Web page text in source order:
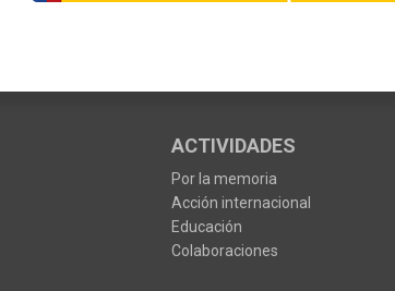
ACTIVIDADES
Por la memoria
Acción internacional
Educación
Colaboraciones